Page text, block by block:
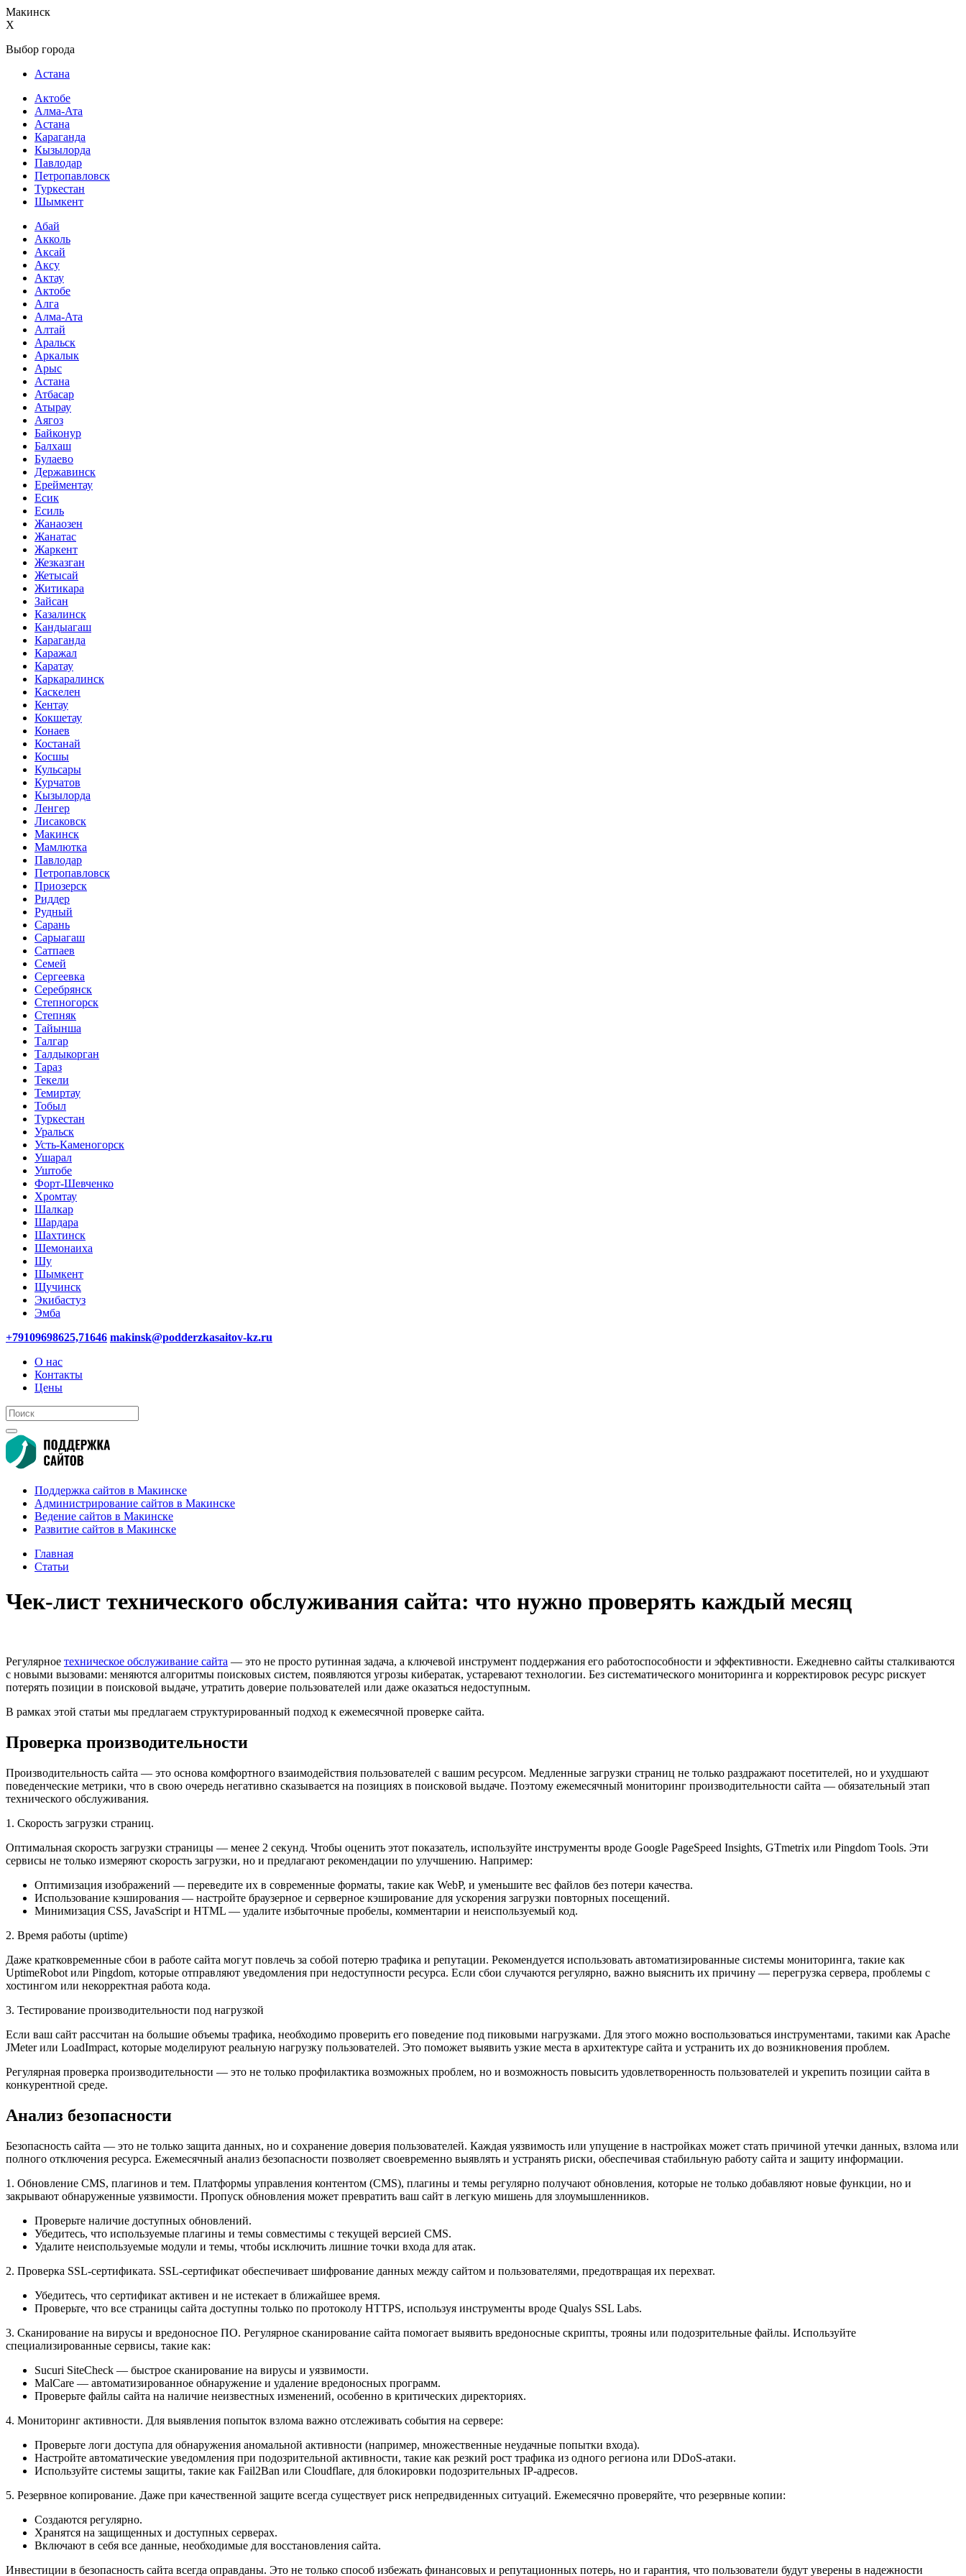
Макинск
X
Выбор города
Астана
Актобе
Алма-Ата
Астана
Караганда
Кызылорда
Павлодар
Петропавловск
Туркестан
Шымкент
Абай
Акколь
Аксай
Аксу
Актау
Актобе
Алга
Алма-Ата
Алтай
Аральск
Аркалык
Арыс
Астана
Атбасар
Атырау
Аягоз
Байконур
Балхаш
Булаево
Державинск
Ерейментау
Есик
Есиль
Жанаозен
Жанатас
Жаркент
Жезказган
Жетысай
Житикара
Зайсан
Казалинск
Кандыагаш
Караганда
Каражал
Каратау
Каркаралинск
Каскелен
Кентау
Кокшетау
Конаев
Костанай
Косшы
Кульсары
Курчатов
Кызылорда
Ленгер
Лисаковск
Макинск
Мамлютка
Павлодар
Петропавловск
Приозерск
Риддер
Рудный
Сарань
Сарыагаш
Сатпаев
Семей
Сергеевка
Серебрянск
Степногорск
Степняк
Тайынша
Талгар
Талдыкорган
Тараз
Текели
Темиртау
Тобыл
Туркестан
Уральск
Усть-Каменогорск
Ушарал
Уштобе
Форт-Шевченко
Хромтау
Шалкар
Шардара
Шахтинск
Шемонаиха
Шу
Шымкент
Щучинск
Экибастуз
Эмба
+79109698625,71646 makinsk@podderzkasaitov-kz.ru
О нас
Контакты
Цены
Поддержка сайтов в Макинске
Администрирование сайтов в Макинске
Ведение сайтов в Макинске
Развитие сайтов в Макинске
Главная
Статьи
Чек-лист технического обслуживания сайта: что нужно проверять каждый месяц
Регулярное техническое обслуживание сайта — это не просто рутинная задача, а ключевой инструмент поддержания его работоспособности и эффективности. Ежедневно сайты сталкиваются
с новыми вызовами: меняются алгоритмы поисковых систем, появляются угрозы кибератак, устаревают технологии. Без систематического мониторинга и корректировок ресурс рискует
потерять позиции в поисковой выдаче, утратить доверие пользователей или даже оказаться недоступным.
В рамках этой статьи мы предлагаем структурированный подход к ежемесячной проверке сайта.
Проверка производительности
Производительность сайта — это основа комфортного взаимодействия пользователей с вашим ресурсом. Медленные загрузки страниц не только раздражают посетителей, но и ухудшают
поведенческие метрики, что в свою очередь негативно сказывается на позициях в поисковой выдаче. Поэтому ежемесячный мониторинг производительности сайта — обязательный этап
технического обслуживания.
1. Скорость загрузки страниц.
Оптимальная скорость загрузки страницы — менее 2 секунд. Чтобы оценить этот показатель, используйте инструменты вроде Google PageSpeed Insights, GTmetrix или Pingdom Tools. Эти
сервисы не только измеряют скорость загрузки, но и предлагают рекомендации по улучшению. Например:
Оптимизация изображений — переведите их в современные форматы, такие как WebP, и уменьшите вес файлов без потери качества.
Использование кэширования — настройте браузерное и серверное кэширование для ускорения загрузки повторных посещений.
Минимизация CSS, JavaScript и HTML — удалите избыточные пробелы, комментарии и неиспользуемый код.
2. Время работы (uptime)
Даже кратковременные сбои в работе сайта могут повлечь за собой потерю трафика и репутации. Рекомендуется использовать автоматизированные системы мониторинга, такие как
UptimeRobot или Pingdom, которые отправляют уведомления при недоступности ресурса. Если сбои случаются регулярно, важно выяснить их причину — перегрузка сервера, проблемы с
хостингом или некорректная работа кода.
3. Тестирование производительности под нагрузкой
Если ваш сайт рассчитан на большие объемы трафика, необходимо проверить его поведение под пиковыми нагрузками. Для этого можно воспользоваться инструментами, такими как Apache
JMeter или LoadImpact, которые моделируют реальную нагрузку пользователей. Это поможет выявить узкие места в архитектуре сайта и устранить их до возникновения проблем.
Регулярная проверка производительности — это не только профилактика возможных проблем, но и возможность повысить удовлетворенность пользователей и укрепить позиции сайта в
конкурентной среде.
Анализ безопасности
Безопасность сайта — это не только защита данных, но и сохранение доверия пользователей. Каждая уязвимость или упущение в настройках может стать причиной утечки данных, взлома или
полного отключения ресурса. Ежемесячный анализ безопасности позволяет своевременно выявлять и устранять риски, обеспечивая стабильную работу сайта и защиту информации.
1. Обновление CMS, плагинов и тем. Платформы управления контентом (CMS), плагины и темы регулярно получают обновления, которые не только добавляют новые функции, но и
закрывают обнаруженные уязвимости. Пропуск обновления может превратить ваш сайт в легкую мишень для злоумышленников.
Проверьте наличие доступных обновлений.
Убедитесь, что используемые плагины и темы совместимы с текущей версией CMS.
Удалите неиспользуемые модули и темы, чтобы исключить лишние точки входа для атак.
2. Проверка SSL-сертификата. SSL-сертификат обеспечивает шифрование данных между сайтом и пользователями, предотвращая их перехват.
Убедитесь, что сертификат активен и не истекает в ближайшее время.
Проверьте, что все страницы сайта доступны только по протоколу HTTPS, используя инструменты вроде Qualys SSL Labs.
3. Сканирование на вирусы и вредоносное ПО. Регулярное сканирование сайта помогает выявить вредоносные скрипты, трояны или подозрительные файлы. Используйте
специализированные сервисы, такие как:
Sucuri SiteCheck — быстрое сканирование на вирусы и уязвимости.
MalCare — автоматизированное обнаружение и удаление вредоносных программ.
Проверьте файлы сайта на наличие неизвестных изменений, особенно в критических директориях.
4. Мониторинг активности. Для выявления попыток взлома важно отслеживать события на сервере:
Проверьте логи доступа для обнаружения аномальной активности (например, множественные неудачные попытки входа).
Настройте автоматические уведомления при подозрительной активности, такие как резкий рост трафика из одного региона или DDoS-атаки.
Используйте системы защиты, такие как Fail2Ban или Cloudflare, для блокировки подозрительных IP-адресов.
5. Резервное копирование. Даже при качественной защите всегда существует риск непредвиденных ситуаций. Ежемесячно проверяйте, что резервные копии:
Создаются регулярно.
Хранятся на защищенных и доступных серверах.
Включают в себя все данные, необходимые для восстановления сайта.
Инвестиции в безопасность сайта всегда оправданы. Это не только способ избежать финансовых и репутационных потерь, но и гарантия, что пользователи будут уверены в надежности